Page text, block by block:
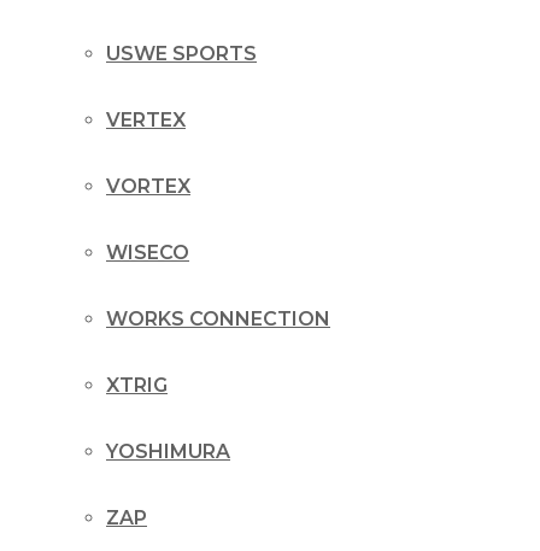
USWE SPORTS
VERTEX
VORTEX
WISECO
WORKS CONNECTION
XTRIG
YOSHIMURA
ZAP